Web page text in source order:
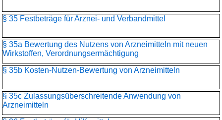
§ 35 Festbeträge für Arznei- und Verbandmittel
§ 35a Bewertung des Nutzens von Arzneimitteln mit neuen
Wirkstoffen, Verordnungsermächtigung
§ 35b Kosten-Nutzen-Bewertung von Arzneimitteln
§ 35c Zulassungsüberschreitende Anwendung von
Arzneimitteln